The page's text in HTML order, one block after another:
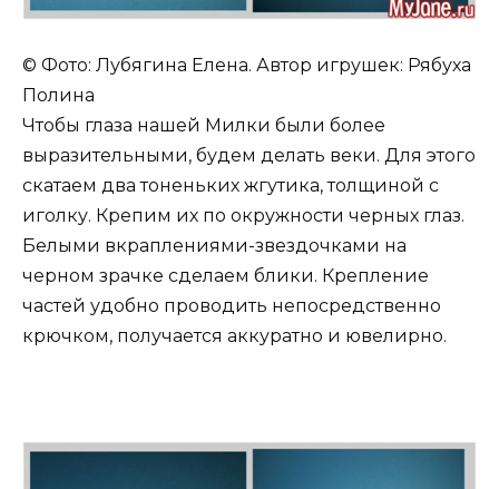
© Фото: Лубягина Елена. Автор игрушек: Рябуха
Полина
Чтобы глаза нашей Милки были более
выразительными, будем делать веки. Для этого
скатаем два тоненьких жгутика, толщиной с
иголку. Крепим их по окружности черных глаз.
Белыми вкраплениями-звездочками на
черном зрачке сделаем блики. Крепление
частей удобно проводить непосредственно
крючком, получается аккуратно и ювелирно.